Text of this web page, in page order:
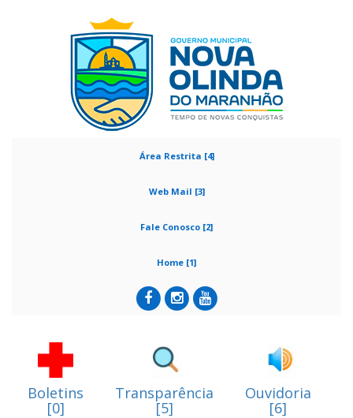
Área Restrita [4]
Web Mail [3]
Fale Conosco [2]
Home [1]
Boletins
[0]
Transparência
[5]
Ouvidoria
[6]